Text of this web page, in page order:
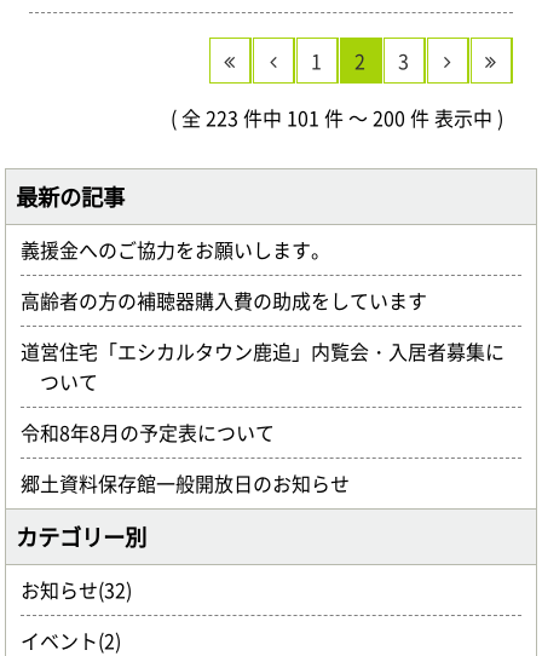
1 2
3
( 全 223 件中 101 件 ～ 200 件 表示中 )
最新の記事
義援金へのご協力をお願いします。
高齢者の方の補聴器購入費の助成をしています
道営住宅「エシカルタウン鹿追」内覧会・入居者募集に
ついて
令和8年8月の予定表について
郷土資料保存館一般開放日のお知らせ
カテゴリー別
お知らせ(32)
イベント(2)